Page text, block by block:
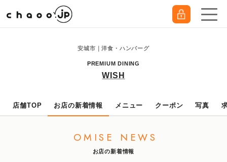
安城市｜洋食・ハンバーグ
PREMIUM DINING
WISH
店舗TOP お店の新着情報 メニュー クーポン 写真
OMISE NEWS
お店の新着情報